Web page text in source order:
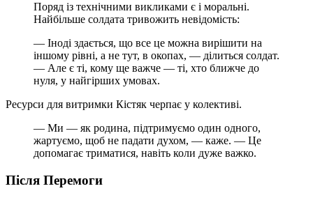
Поряд із технічними викликами є і моральні.
Найбільше солдата тривожить невідомість:
— Іноді здається, що все це можна вирішити на
іншому рівні, а не тут, в окопах, — ділиться солдат.
— Але є ті, кому ще важче — ті, хто ближче до
нуля, у найгірших умовах.
Ресурси для витримки Кістяк черпає у колективі.
— Ми — як родина, підтримуємо один одного,
жартуємо, щоб не падати духом, — каже. — Це
допомагає триматися, навіть коли дуже важко.
Після Перемоги